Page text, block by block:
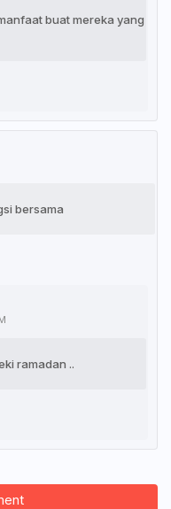
buat mereka yang
bersama
ramadan ..